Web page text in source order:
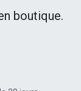
boutique.